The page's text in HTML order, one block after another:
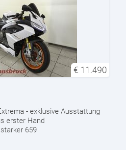
€ 11.490
- exklusive Ausstattung
erster Hand
659